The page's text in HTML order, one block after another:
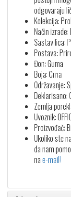
odgovaraju
Kolekcija:
Način
Sastav lica:
Postava:
Đon: Guma
Boja: Crna
Održavanje:
Deklarisano:
Zemlja
Uvoznik:
Proizvođač:
Ukoliko ste
da nam
nae-mail!